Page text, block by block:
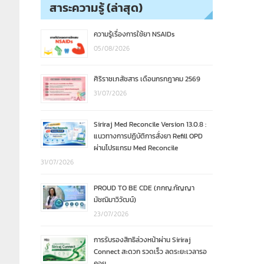
สาระความรู้ (ล่าสุด)
ความรู้เรื่องการใช้ยา NSAIDs
05/08/2026
ศิริราชเภสัชสาร เดือนกรกฎาคม 2569
31/07/2026
Siriraj Med Reconcile Version 13.0.8 :
แนวทางการปฏิบัติการสั่งยา Refill OPD
ผ่านโปรแกรม Med Reconcile
31/07/2026
PROUD TO BE CDE (ภกญ.กัญญา
มัชฌิมาวิวัฒน์)
23/07/2026
การรับรองสิทธิล่วงหน้าผ่าน Siriraj
Connect สะดวก รวดเร็ว ลดระยะเวลารอ